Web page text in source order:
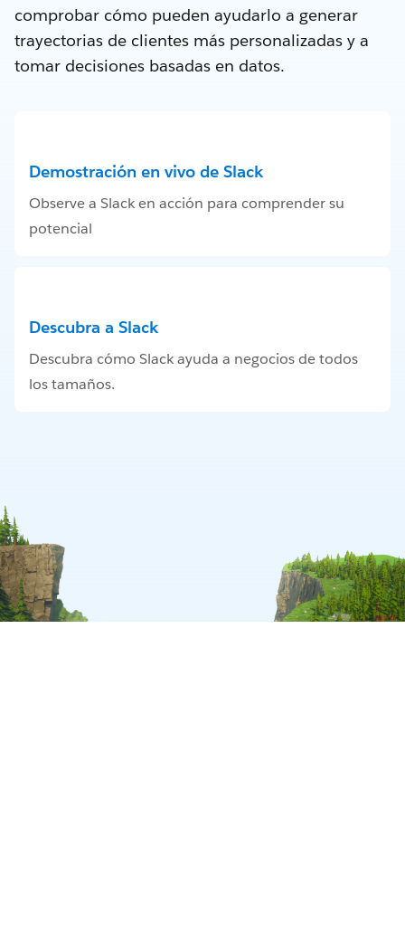
comprobar cómo pueden ayudarlo a generar
trayectorias de clientes más personalizadas y a
tomar decisiones basadas en datos.
Demostración en vivo de Slack
Observe a Slack en acción para comprender su
potencial
Descubra a Slack
Descubra cómo Slack ayuda a negocios de todos
los tamaños.